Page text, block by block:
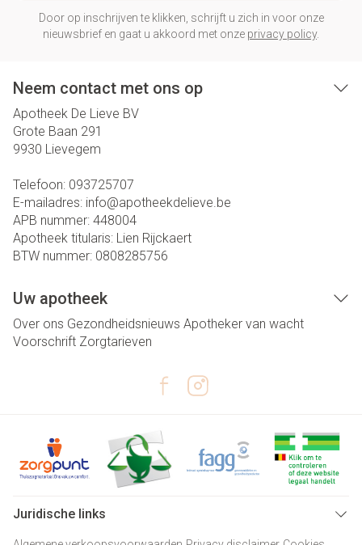
Door op inschrijven te klikken, schrijft u zich in voor onze
nieuwsbrief en gaat u akkoord met onze privacy policy.
Neem contact met ons op
Apotheek De Lieve BV
Grote Baan 291
9930 Lievegem
Telefoon: 093725707
E-mailadres: info@apotheekdelieve.be
APB nummer: 448004
Apotheek titularis: Lien Rijckaert
BTW nummer: 0808285756
Uw apotheek
Over ons Gezondheidsnieuws Apotheker van wacht
Voorschrift Zorgtarieven
Juridische links